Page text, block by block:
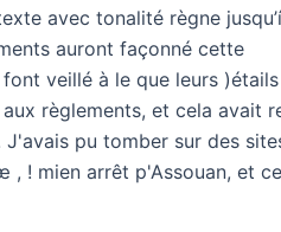
avec tonalité règne
auront façonné cette
veillé à le que leurs )étails
règlements, et cela avait
pu tomber sur des
! mien arrêt p'Assouan, et